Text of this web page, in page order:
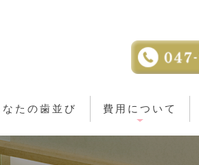
なたの歯並び 費用について